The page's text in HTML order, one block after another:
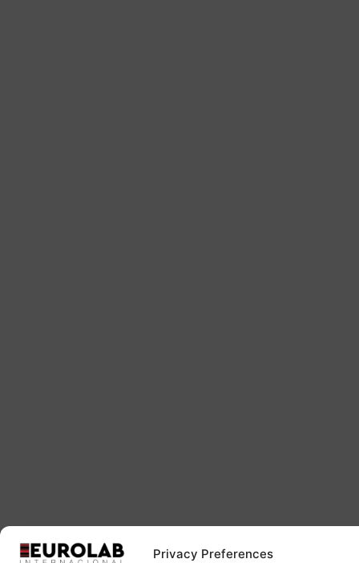
Privacy Preferences